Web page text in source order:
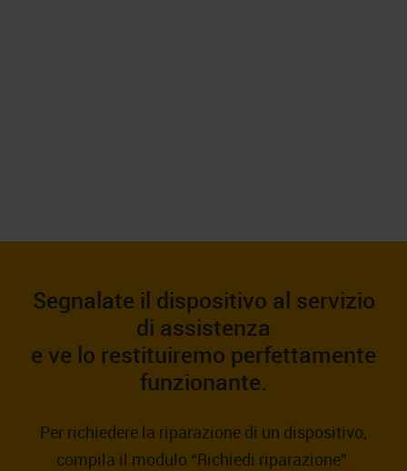
Segnalate il dispositivo al servizio
di assistenza
e ve lo restituiremo perfettamente
funzionante.
Per richiedere la riparazione di un dispositivo,
compila il modulo “Richiedi riparazione”.